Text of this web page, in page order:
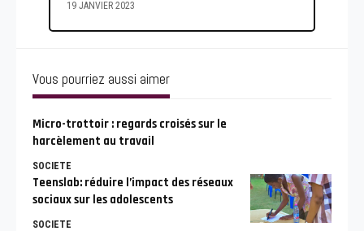
19 JANVIER 2023
Vous pourriez aussi aimer
Micro-trottoir : regards croisés sur le
harcèlement au travail
SOCIETE
Teenslab: réduire l’impact des réseaux
sociaux sur les adolescents
SOCIETE